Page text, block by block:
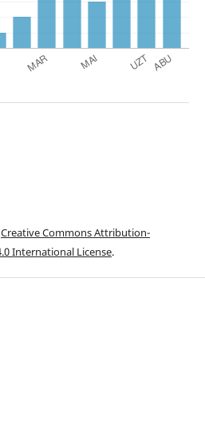
Creative Commons Attribution-
International License.